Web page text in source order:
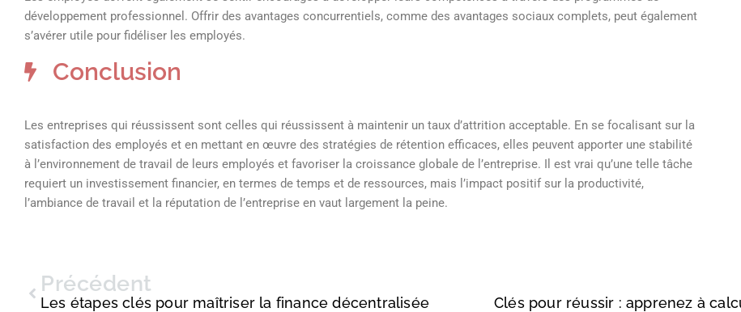
développement professionnel. Offrir des avantages concurrentiels, comme des avantages sociaux complets, peut également
s’avérer utile pour fidéliser les employés.
Conclusion
Les entreprises qui réussissent sont celles qui réussissent à maintenir un taux d’attrition acceptable. En se focalisant sur la
satisfaction des employés et en mettant en œuvre des stratégies de rétention efficaces, elles peuvent apporter une stabilité
à l’environnement de travail de leurs employés et favoriser la croissance globale de l’entreprise. Il est vrai qu’une telle tâche
requiert un investissement financier, en termes de temps et de ressources, mais l’impact positif sur la productivité,
l’ambiance de travail et la réputation de l’entreprise en vaut largement la peine.
Précédent
Les étapes clés pour maîtriser la finance décentralisée